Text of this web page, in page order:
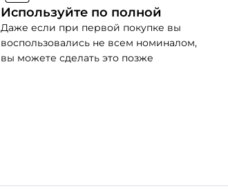
Используйте по полной
Даже если при первой покупке вы
воспользовались не всем номиналом,
вы можете сделать это позже